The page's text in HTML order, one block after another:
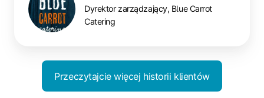
Dyrektor zarządzający, Blue Carrot
Catering
Przeczytajcie więcej historii klientów